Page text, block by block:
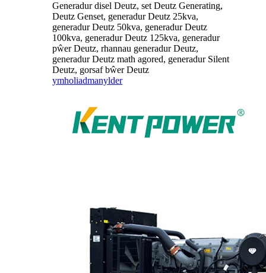
Generadur disel Deutz, set Deutz Generating,
Deutz Genset, generadur Deutz 25kva,
generadur Deutz 50kva, generadur Deutz
100kva, generadur Deutz 125kva, generadur
pŵer Deutz, rhannau generadur Deutz,
generadur Deutz math agored, generadur Silent
Deutz, gorsaf bŵer Deutz
ymholiadmanylder